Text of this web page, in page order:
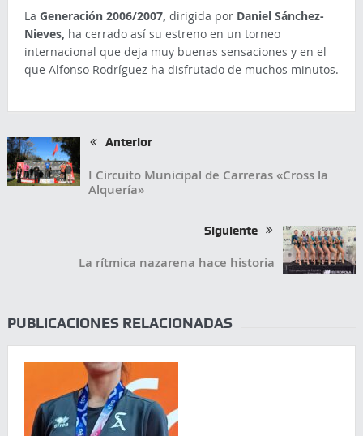
La Generación 2006/2007, dirigida por Daniel Sánchez-
Nieves, ha cerrado así su estreno en un torneo
internacional que deja muy buenas sensaciones y en el
que Alfonso Rodríguez ha disfrutado de muchos minutos.
Anterior
I Circuito Municipal de Carreras «Cross la
Alquería»
Siguiente
La rítmica nazarena hace historia
PUBLICACIONES RELACIONADAS